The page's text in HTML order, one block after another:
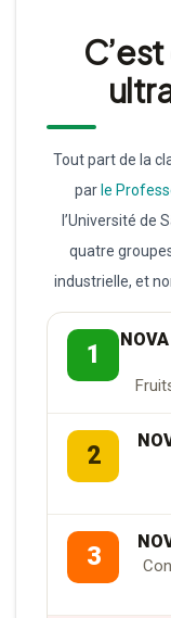
Tout part de la
par le
l’Université de
quatre
industrielle, et
1
2
3